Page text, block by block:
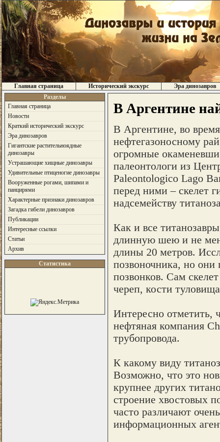
Главная страница Исторический экскурс
Эра динозавров
Разделы
Главная страница
Новости
Краткий исторический экскурс
Эра динозавров
Гигантские растительноядные
динозавры
Устрашающие хищные динозавры
Удивительные птиценогие динозавры
Вооруженные рогами, шипами и
панцирями
Характерные признаки динозавров
Загадка гибели динозавров
Публикации
Интересные ссылки
Статьи
Архив
Статистика
В Аргентине
В Аргентине, во
нефтегазоносному
огромные
палеонтологи из
Paleontologico Lago
перед ними – скелет
надсемейству
Как и все
длинную шею и не
длины 20 метров.
позвоночника, но они
позвонков. Сам
череп, кости
Интересно отметить,
нефтяная компания
трубопровода.
К какому виду
Возможно, что это
крупнее других
строение хвостовых
часто различают
информационных